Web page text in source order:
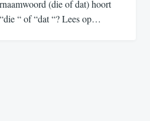
(die of dat) hoort
“ of “dat “? Lees op…